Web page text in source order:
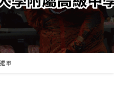
選單